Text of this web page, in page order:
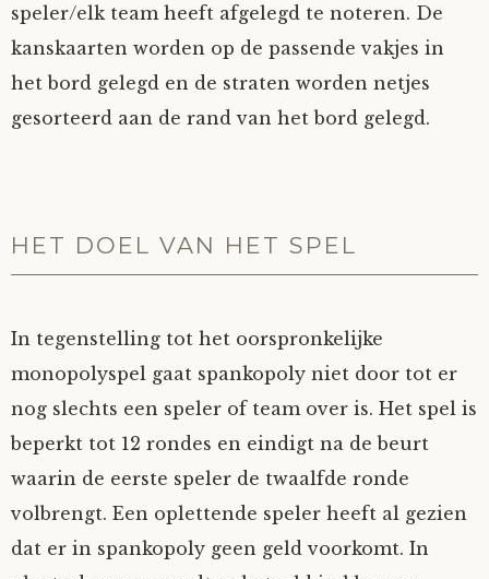
speler/elk team heeft afgelegd te noteren. De
kanskaarten worden op de passende vakjes in
het bord gelegd en de straten worden netjes
gesorteerd aan de rand van het bord gelegd.
HET DOEL VAN HET SPEL
In tegenstelling tot het oorspronkelijke
monopolyspel gaat spankopoly niet door tot er
nog slechts een speler of team over is. Het spel is
beperkt tot 12 rondes en eindigt na de beurt
waarin de eerste speler de twaalfde ronde
volbrengt. Een oplettende speler heeft al gezien
dat er in spankopoly geen geld voorkomt. In